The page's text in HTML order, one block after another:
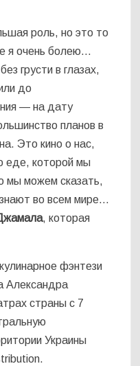
роль, но это то
я очень болею…
грусти в глазах,
до
— на дату
планов в
Это кино о нас,
еде, которой мы
мы можем сказать,
во всем мире…
, которая
фэнтези
Александра
страны с 7
Украины